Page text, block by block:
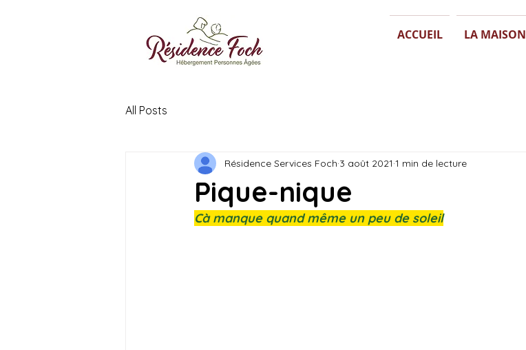
ACCUEIL LA MAISON
All Posts
Pique-nique
Résidence Services Foch 3 août 2021 1 min de lecture
Cà manque quand même un peu de soleil